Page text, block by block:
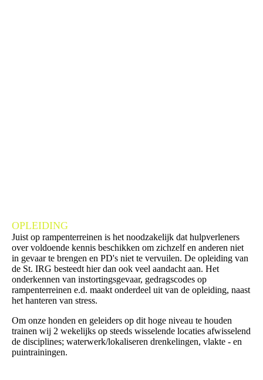
OPLEIDING
Juist op rampenterreinen is het noodzakelijk dat hulpverleners
over voldoende kennis beschikken om zichzelf en anderen niet
in gevaar te brengen en PD's niet te vervuilen. De opleiding van
de St. IRG besteedt hier dan ook veel aandacht aan. Het
onderkennen van instortingsgevaar, gedragscodes op
rampenterreinen e.d. maakt onderdeel uit van de opleiding, naast
het hanteren van stress.
Om onze honden en geleiders op dit hoge niveau te houden
trainen wij 2 wekelijks op steeds wisselende locaties afwisselend
de disciplines; waterwerk/lokaliseren drenkelingen, vlakte - en
puintrainingen.